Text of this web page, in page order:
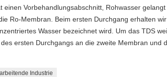
einen Vorbehandlungsabschnitt, Rohwasser
Ro-Membran. Beim ersten Durchgang erhalten
Wasser bezeichnet wird. Um das TDS
ersten Durchgangs an die zweite Membran und
Industrie